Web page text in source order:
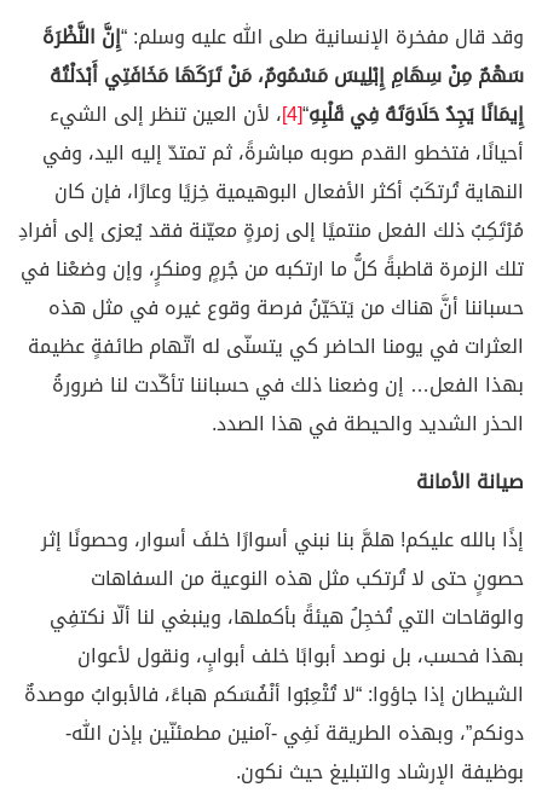
وقد قال مفخرة الإنسانية صلى الله عليه وسلم: “إِنَّ النَّظْرَةَ
سَهْمٌ مِنْ سِهَامِ إِبْلِيسَ مَسْمُومٌ، مَنْ تَرَكَهَا مَخَافَتِي أَبْدَلْتُهُ
إِيمَانًا يَجِدُ حَلَاوَتَهُ فِي قَلْبِهِ“
[4] ، لأن العين تنظر إلى الشيء
أحيانًا، فتخطو القدم صوبه مباشرةً، ثم تمتدّ إليه اليد، وفي
النهاية تُرتكَبُ أكثر الأفعال البوهيمية خِزيًا وعارًا، فإن كان
مُرْتَكِبُ ذلك الفعل منتميًا إلى زمرةٍ معيّنة فقد يُعزى إلى أفرادِ
تلك الزمرة قاطبةً كلُّ ما ارتكبه من جُرمٍ ومنكرٍ، وإن وضعْنا في
حسباننا أنَّ هناك من يَتحَيّنُ فرصة وقوع غيره في مثل هذه
العثرات في يومنا الحاضر كي يتسنّى له اتّهام طائفةٍ عظيمة
بهذا الفعل… إن وضعنا ذلك في حسباننا تأكّدت لنا ضرورةُ
الحذر الشديد والحيطة في هذا الصدد.
صيانة الأمانة
إذًا بالله عليكم! هلمَّ بنا نبني أسوارًا خلفَ أسوار، وحصونًا إثر
حصونٍ حتى لا تُرتكب مثل هذه النوعية من السفاهات
والوقاحات التي تُخجِلُ هيئةً بأكملها، وينبغي لنا ألّا نكتفِي
بهذا فحسب، بل نوصد أبوابًا خلف أبوابٍ، ونقول لأعوان
الشيطان إذا جاؤوا: “لا تُتْعِبُوا أنْفُسَكم هباءً، فالأبوابُ موصدةٌ
دونكم”، وبهذه الطريقة نَفِي -آمنين مطمئنّين بإذن الله-
بوظيفة الإرشاد والتبليغ حيث نكون.